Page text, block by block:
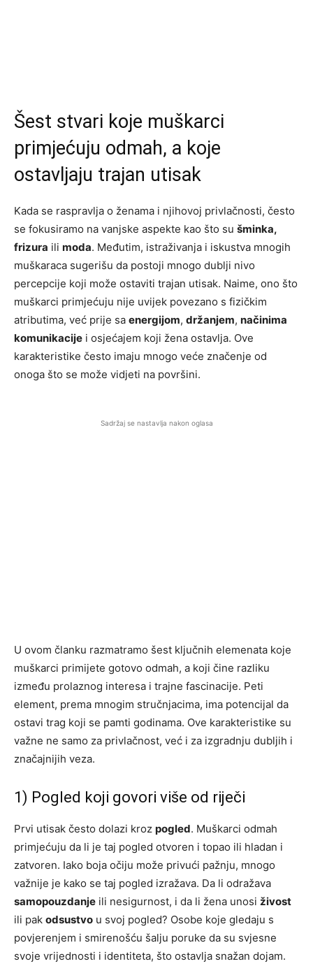
Šest stvari koje muškarci
primjećuju odmah, a koje
ostavljaju trajan utisak
Kada se raspravlja o ženama i njihovoj privlačnosti, često
se fokusiramo na vanjske aspekte kao što su šminka,
frizura ili moda. Međutim, istraživanja i iskustva mnogih
muškaraca sugerišu da postoji mnogo dublji nivo
percepcije koji može ostaviti trajan utisak. Naime, ono što
muškarci primjećuju nije uvijek povezano s fizičkim
atributima, već prije sa energijom, držanjem, načinima
komunikacije i osjećajem koji žena ostavlja. Ove
karakteristike često imaju mnogo veće značenje od
onoga što se može vidjeti na površini.
Sadržaj se nastavlja nakon oglasa
U ovom članku razmatramo šest ključnih elemenata koje
muškarci primijete gotovo odmah, a koji čine razliku
između prolaznog interesa i trajne fascinacije. Peti
element, prema mnogim stručnjacima, ima potencijal da
ostavi trag koji se pamti godinama. Ove karakteristike su
važne ne samo za privlačnost, već i za izgradnju dubljih i
značajnijih veza.
1) Pogled koji govori više od riječi
Prvi utisak često dolazi kroz pogled. Muškarci odmah
primjećuju da li je taj pogled otvoren i topao ili hladan i
zatvoren. Iako boja očiju može privući pažnju, mnogo
važnije je kako se taj pogled izražava. Da li odražava
samopouzdanje ili nesigurnost, i da li žena unosi živost
ili pak odsustvo u svoj pogled? Osobe koje gledaju s
povjerenjem i smirenošću šalju poruke da su svjesne
svoje vrijednosti i identiteta, što ostavlja snažan dojam.